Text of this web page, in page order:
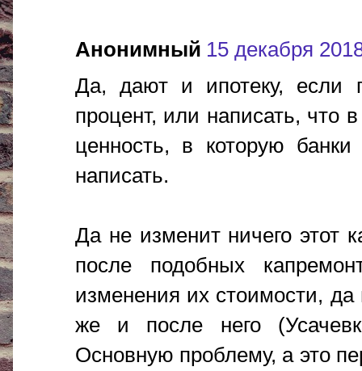
Анонимный 15 декабря
Да, дают и ипотеку, если
процент, или написать, что
ценность, в которую
написать.
Да не изменит ничего этот
после подобных
изменения их стоимости,
же и после него
Основную проблему, а это